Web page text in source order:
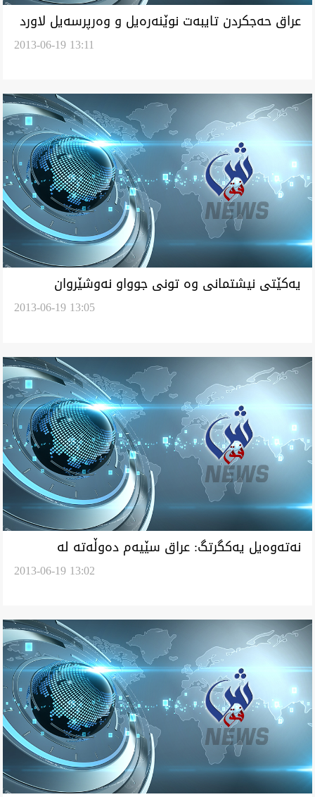
عراق حه‌جكردن تايبه‌ت نوێنه‌ره‌يل و وه‌رپرسه‌يل لاورد
2013-06-19 13:11
يه‌كێتی نيشتمانی وه‌ تونی جوواو نه‌وشێروان
2013-06-19 13:05
نه‌ته‌وه‌يل يه‌كگرتگ: عراق سێيه‌م ده‌وڵه‌ته‌ له‌
2013-06-19 13:02